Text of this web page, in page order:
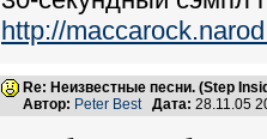
http://
Re: Неизвестные песни. (Step
Автор: Peter Best Дата: 28.11.05